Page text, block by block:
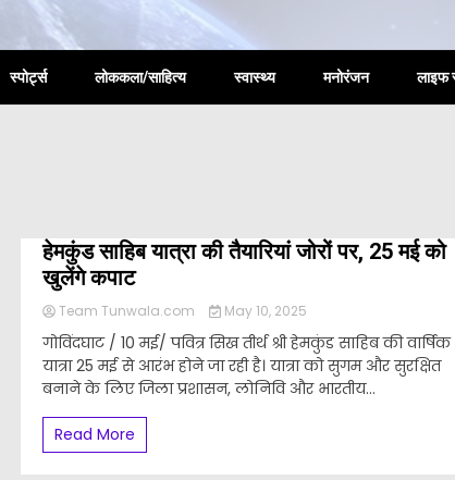
स्पोर्ट्स लोककला/साहित्य स्वास्थ्य मनोरंजन लाइफ
हेमकुंड साहिब यात्रा की तैयारियां जोरों पर, 25 मई को
खुलेंगे कपाट
Team Tunwala.com May 10, 2025
गोविंदघाट / 10 मई/ पवित्र सिख तीर्थ श्री हेमकुंड साहिब की वार्षिक
यात्रा 25 मई से आरंभ होने जा रही है। यात्रा को सुगम और सुरक्षित
बनाने के लिए जिला प्रशासन, लोनिवि और भारतीय...
Read More